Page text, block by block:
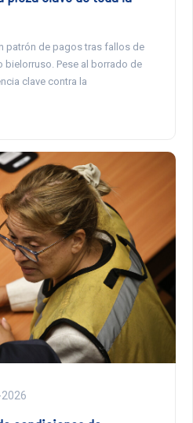
patrón de pagos tras fallos de
bielorruso. Pese al borrado de
clave contra la